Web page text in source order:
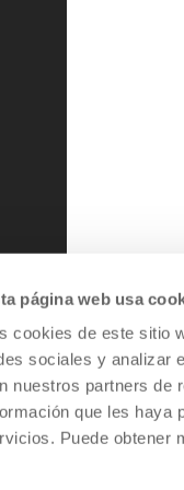
página web usa
cookies de este sitio
sociales y analizar
nuestros partners de
que les haya
Puede obtener